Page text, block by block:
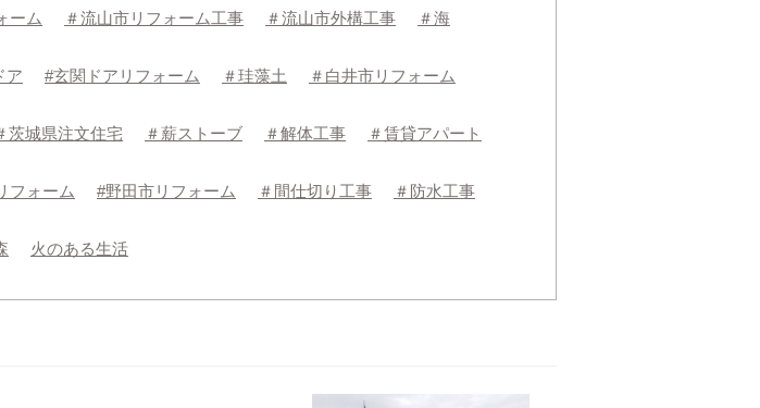
ーム ＃流山市リフォーム工事 ＃流山市外構工事 ＃海
ア #玄関ドアリフォーム ＃珪藻土 ＃白井市リフォーム
茨城県注文住宅 ＃薪ストーブ ＃解体工事 ＃賃貸アパート
フォーム #野田市リフォーム ＃間仕切り工事 ＃防水工事
火のある生活